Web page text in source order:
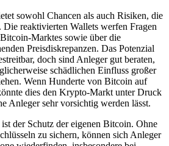
sowohl Chancen als auch Risiken, die
Die reaktivierten Wallets werfen Fragen
Marktes sowie über die
Preisdiskrepanzen. Das Potenzial
doch sind Anleger gut beraten,
schädlichen Einfluss großer
Wenn Hunderte von Bitcoin auf
dies den Krypto-Markt unter Druck
Anleger sehr vorsichtig werden lässt.
der Schutz der eigenen Bitcoin. Ohne
zu sichern, können sich Anleger